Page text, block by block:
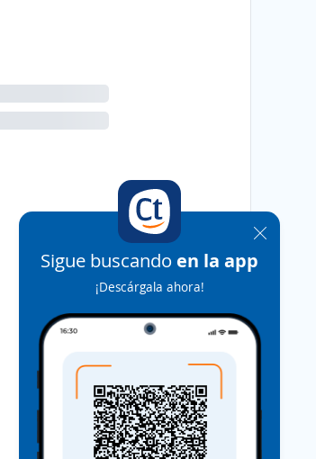
Sigue buscando en la app
¡Descárgala ahora!